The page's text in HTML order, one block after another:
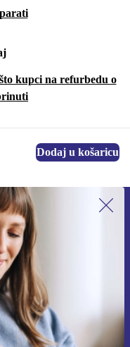
kupci na refurbedu o
Dodaj u košaricu